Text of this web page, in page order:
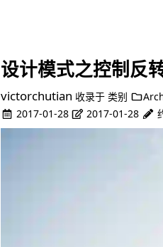
设计模式之控制反
victorchutian 收录于 类别
2017-01-28
2017-01-28